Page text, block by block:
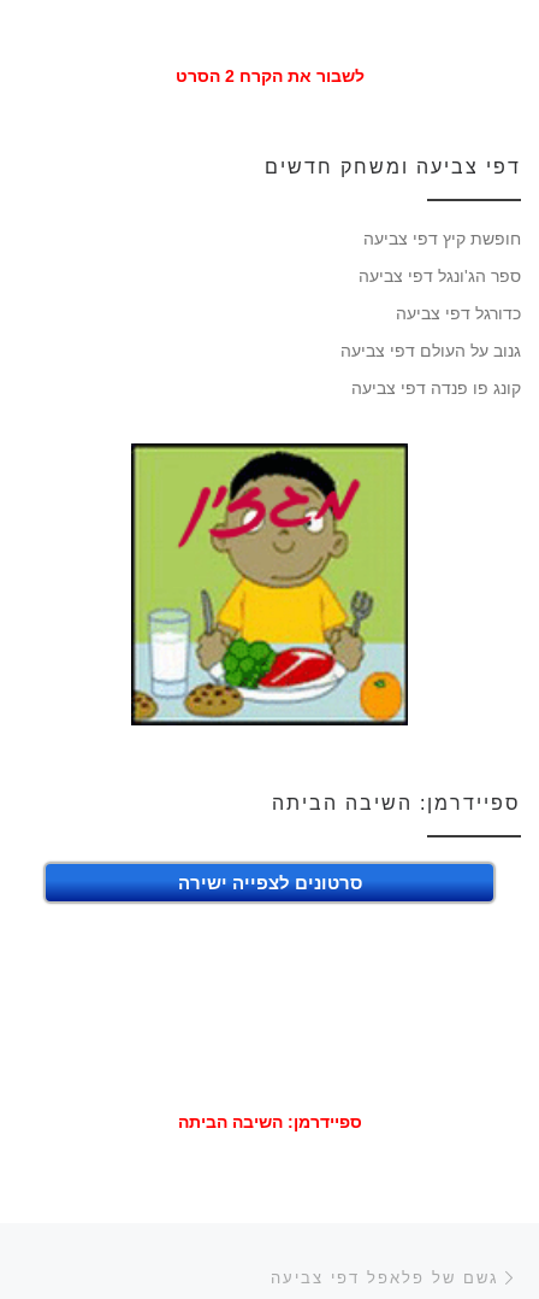
לשבור את הקרח 2 הסרט
דפי צביעה ומשחק חדשים
חופשת קיץ דפי צביעה
ספר הג'ונגל דפי צביעה
כדורגל דפי צביעה
גנוב על העולם דפי צביעה
קונג פו פנדה דפי צביעה
ספיידרמן: השיבה הביתה
סרטונים לצפייה ישירה
ספיידרמן: השיבה הביתה
ניווט בפוסטים
גשם של פלאפל דפי צביעה